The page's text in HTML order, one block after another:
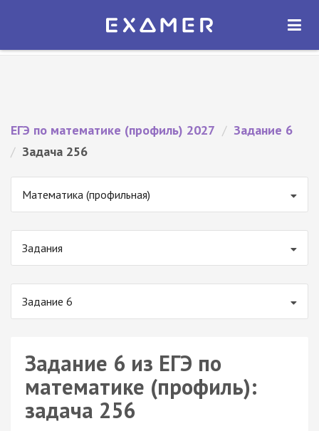
Экзамер — ЕГЭ 2027
ОТКРЫТЬ
ЕГЭ по математике (профиль) 2027 / Задание 6
/ Задача 256
Математика (профильная)
Задания
Задание 6
Задание 6 из ЕГЭ по
математике (профиль):
задача 256